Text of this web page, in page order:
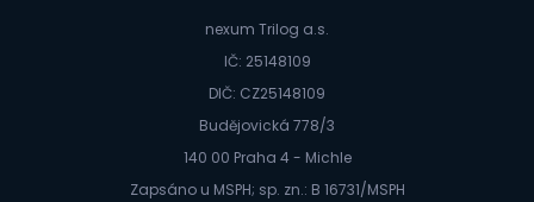
nexum Trilog a.s.
IČ: 25148109
DIČ: CZ25148109
Budějovická 778/3
140 00 Praha 4 - Michle
Zapsáno u MSPH; sp. zn.: B 16731/MSPH